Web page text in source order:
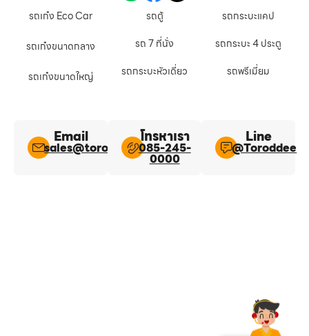
รถเก๋ง Eco Car
รถเก๋งขนาดกลาง
รถเก๋งขนาดใหญ่
รถตู้
รถ 7 ที่นั่ง
รถกระบะหัวเดี่ยว
รถกระบะแคป
รถกระบะ 4 ประตู
รถพรีเมี่ยม
Email
sales@toroddee.com
โทรหาเรา
085-245-
0000
Line​
@Toroddee​